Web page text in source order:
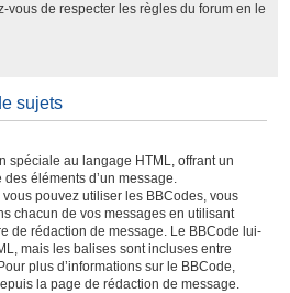
vous de respecter les règles du forum en le
sujets
spéciale au langage HTML, offrant un
éléments d’un message.
vous pouvez utiliser les BBCodes, vous
chacun de vos messages en utilisant
de rédaction de message. Le BBCode lui-
mais les balises sont incluses entre
plus d’informations sur le BBCode,
la page de rédaction de message.